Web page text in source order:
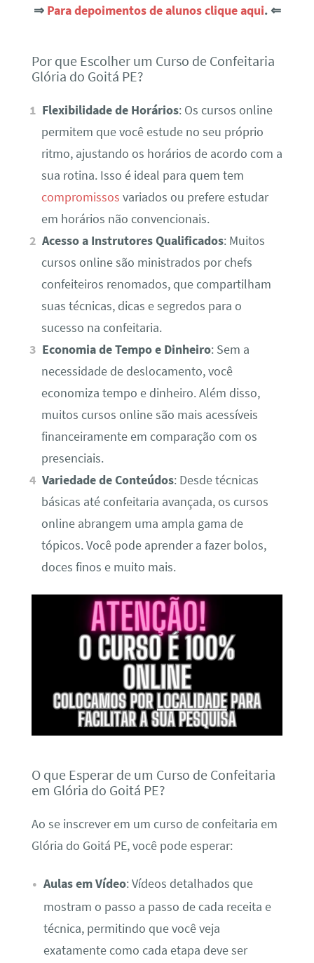
⇒ Para depoimentos de alunos clique aqui. ⇐
Por que Escolher um Curso de Confeitaria
Glória do Goitá PE?
Flexibilidade de Horários: Os cursos online
permitem que você estude no seu próprio
ritmo, ajustando os horários de acordo com a
sua rotina. Isso é ideal para quem tem
compromissos variados ou prefere estudar
em horários não convencionais.
Acesso a Instrutores Qualificados: Muitos
cursos online são ministrados por chefs
confeiteiros renomados, que compartilham
suas técnicas, dicas e segredos para o
sucesso na confeitaria.
Economia de Tempo e Dinheiro: Sem a
necessidade de deslocamento, você
economiza tempo e dinheiro. Além disso,
muitos cursos online são mais acessíveis
financeiramente em comparação com os
presenciais.
Variedade de Conteúdos: Desde técnicas
básicas até confeitaria avançada, os cursos
online abrangem uma ampla gama de
tópicos. Você pode aprender a fazer bolos,
doces finos e muito mais.
O que Esperar de um Curso de Confeitaria
em Glória do Goitá PE?
Ao se inscrever em um curso de confeitaria em
Glória do Goitá PE, você pode esperar:
Aulas em Vídeo: Vídeos detalhados que
mostram o passo a passo de cada receita e
técnica, permitindo que você veja
exatamente como cada etapa deve ser